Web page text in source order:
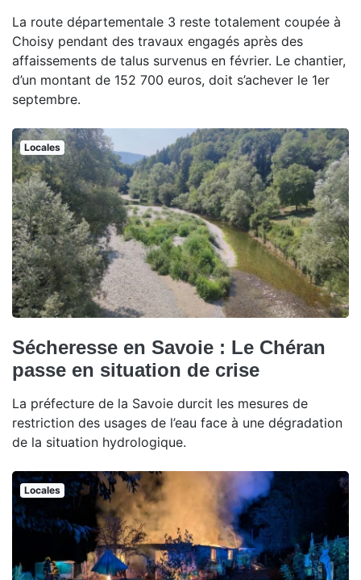
La route départementale 3 reste totalement coupée à
Choisy pendant des travaux engagés après des
affaissements de talus survenus en février. Le chantier,
d’un montant de 152 700 euros, doit s’achever le 1er
septembre.
Locales
Sécheresse en Savoie : Le Chéran
passe en situation de crise
La préfecture de la Savoie durcit les mesures de
restriction des usages de l’eau face à une dégradation
de la situation hydrologique.
Locales